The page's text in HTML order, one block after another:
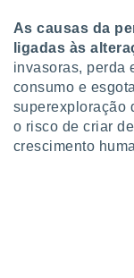
e
de
1199
As causas da
ligadas às
invasoras, perda
consumo e
superexploração
o risco de criar
crescimento